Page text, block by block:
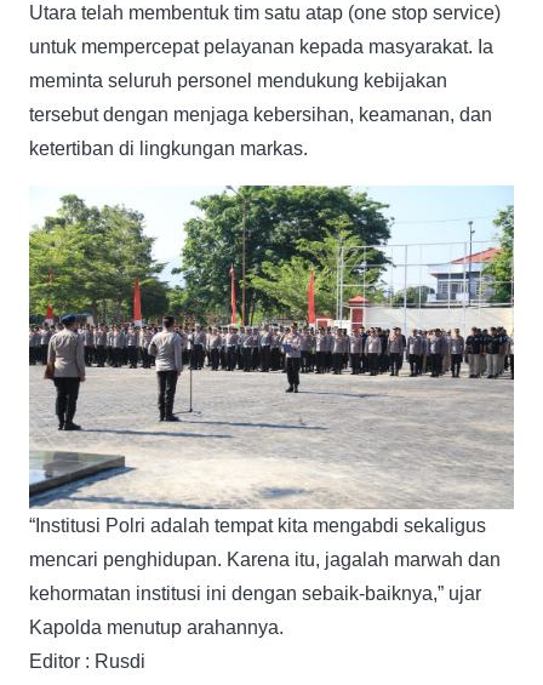
Utara telah membentuk tim satu atap (one stop service)
untuk mempercepat pelayanan kepada masyarakat. Ia
meminta seluruh personel mendukung kebijakan
tersebut dengan menjaga kebersihan, keamanan, dan
ketertiban di lingkungan markas.
“Institusi Polri adalah tempat kita mengabdi sekaligus
mencari penghidupan. Karena itu, jagalah marwah dan
kehormatan institusi ini dengan sebaik-baiknya,” ujar
Kapolda menutup arahannya.
Editor : Rusdi